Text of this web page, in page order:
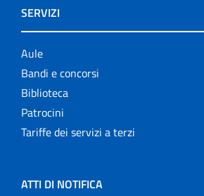
SERVIZI
Aule
Bandi e concorsi
Biblioteca
Patrocini
Tariffe dei servizi a terzi
ATTI DI NOTIFICA